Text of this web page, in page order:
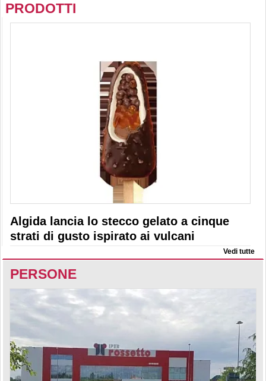
PRODOTTI
Algida lancia lo stecco gelato a cinque
strati di gusto ispirato ai vulcani
Vedi tutte
PERSONE